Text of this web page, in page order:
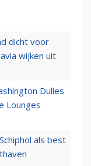
dicht voor
wijken uit
Dulles
Lounges
als best